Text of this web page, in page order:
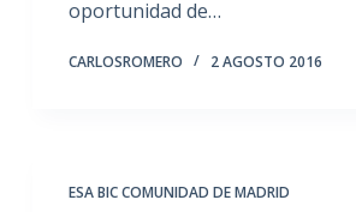
oportunidad de…
CARLOSROMERO 2 AGOSTO 2016
ESA BIC COMUNIDAD DE MADRID